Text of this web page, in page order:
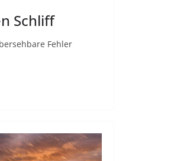
Schliff
Fehler